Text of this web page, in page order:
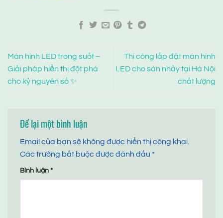
Màn hình LED trong suốt –
Giải pháp hiển thị đột phá
cho kỷ nguyên số ✨
Thi công lắp đặt màn hình
LED cho sàn nhảy tại Hà Nội
chất lượng
Để lại một bình luận
Email của bạn sẽ không được hiển thị công khai.
Các trường bắt buộc được đánh dấu *
Bình luận *